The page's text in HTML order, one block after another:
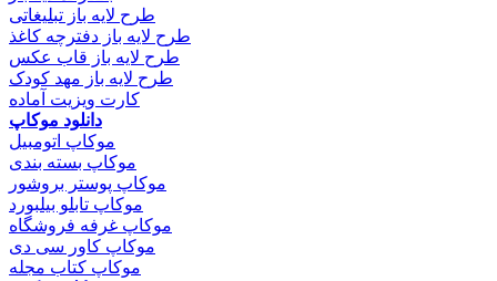
طرح لایه باز تبلیغاتی
طرح لایه باز دفترچه کاغذ
طرح لایه باز قاب عکس
طرح لایه باز مهد کودک
کارت ویزیت آماده
دانلود موکاپ
موکاپ اتومبیل
موکاپ بسته بندی
موکاپ پوستر بروشور
موکاپ تابلو بیلبورد
موکاپ غرفه فروشگاه
موکاپ کاور سی دی
موکاپ کتاب مجله